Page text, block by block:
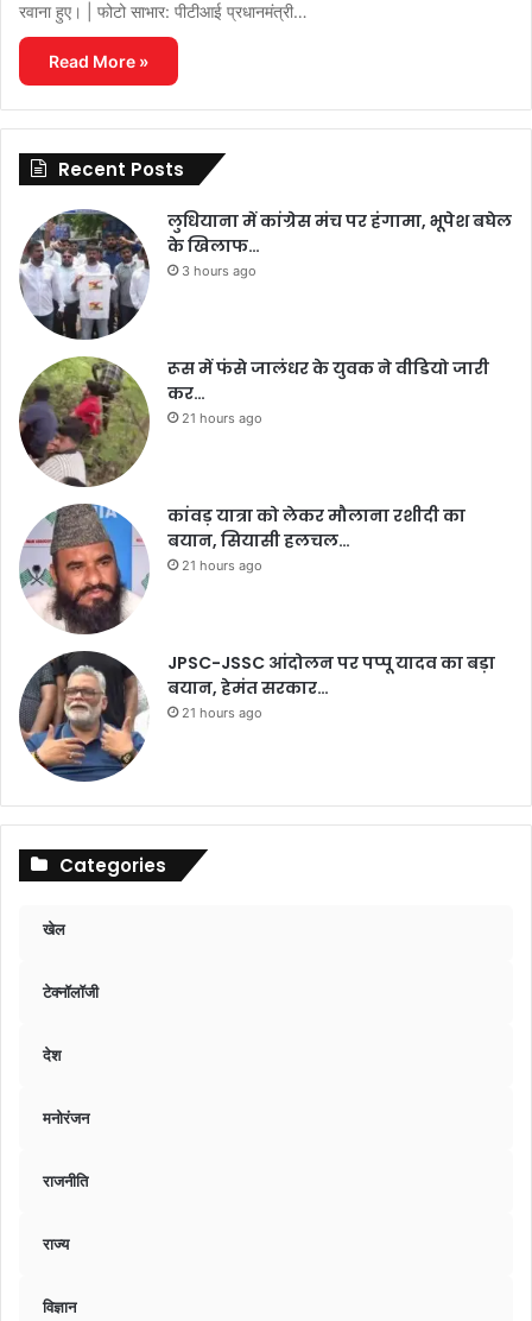
रवाना हुए। | फोटो साभार: पीटीआई प्रधानमंत्री…
Read More »
Recent Posts
लुधियाना में कांग्रेस मंच पर हंगामा, भूपेश बघेल
के खिलाफ…
3 hours ago
रूस में फंसे जालंधर के युवक ने वीडियो जारी
कर…
21 hours ago
कांवड़ यात्रा को लेकर मौलाना रशीदी का
बयान, सियासी हलचल…
21 hours ago
JPSC-JSSC आंदोलन पर पप्पू यादव का बड़ा
बयान, हेमंत सरकार…
21 hours ago
Categories
खेल
टेक्नॉलॉजी
देश
मनोरंजन
राजनीति
राज्य
विज्ञान